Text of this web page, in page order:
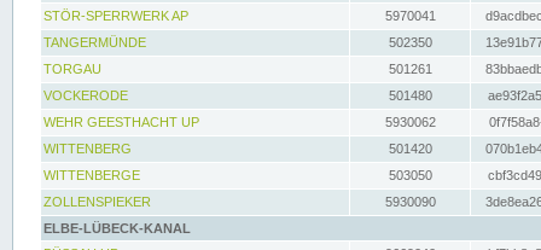
STÖR-SPERRWERK AP 5970041
TANGERMÜNDE
502350
TORGAU
501261
VOCKERODE
501480
WEHR GEESTHACHT UP
5930062
WITTENBERG
501420
WITTENBERGE
503050
ZOLLENSPIEKER
5930090
ELBE-LÜBECK-KANAL